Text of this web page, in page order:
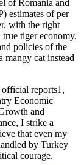
of Romania and
estimates of per
with the right
tiger economy.
policies of the
mangy cat instead
reports1,
Economic
and
I strike a
that even my
by Turkey
courage.